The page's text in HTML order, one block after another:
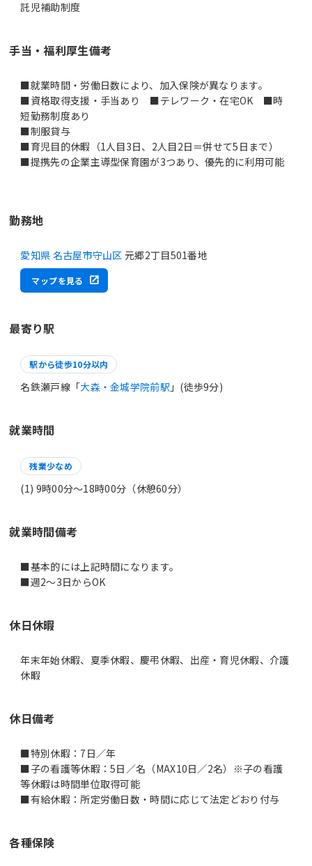
託児補助制度
手当・福利厚生備考
■就業時間・労働日数により、加入保険が異なります。
■資格取得支援・手当あり ■テレワーク・在宅OK ■時
短勤務制度あり
■制服貸与
■育児目的休暇（1人目3日、2人目2日＝併せて5日まで）
■提携先の企業主導型保育園が3つあり、優先的に利用可能
勤務地
愛知県 名古屋市守山区 元郷2丁目501番地
マップを見る
最寄り駅
駅から徒歩10分以内
名鉄瀬戸線「大森・金城学院前駅 」(徒歩9分)
就業時間
残業少なめ
(1) 9時00分〜18時00分（休憩60分）
就業時間備考
■基本的には上記時間になります。
休日休暇
年末年始休暇、夏季休暇、慶弔休暇、出産・育児休暇、介護
休暇
休日備考
■特別休暇：7日／年
■子の看護等休暇：5日／名（MAX10日／2名）※子の看護
等休暇は時間単位取得可能
■有給休暇：所定労働日数・時間に応じて法定どおり付与
各種保険